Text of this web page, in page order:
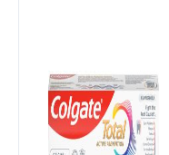
€ līdz